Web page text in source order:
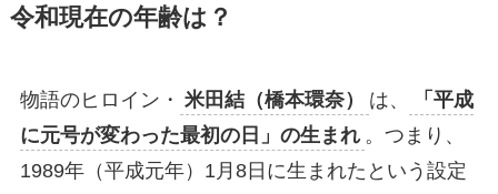
令和現在の年齢は？
物語のヒロイン・ 米田結（橋本環奈） は、
「平成
に元号が変わった最初の日」の生まれ 。つまり、
1989年（平成元年）1月8日に生まれたという設定